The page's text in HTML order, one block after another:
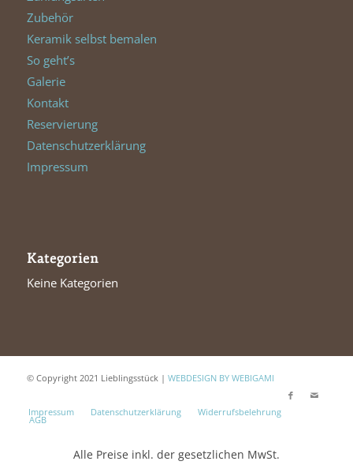
Zubehör
Keramik selbst bemalen
So geht’s
Galerie
Kontakt
Reservierung
Datenschutzerklärung
Impressum
Kategorien
Keine Kategorien
© Copyright 2021 Lieblingsstück | WEBDESIGN BY WEBIGAMI
Impressum Datenschutzerklärung Widerrufsbelehrung
AGB
Alle Preise inkl. der gesetzlichen MwSt.